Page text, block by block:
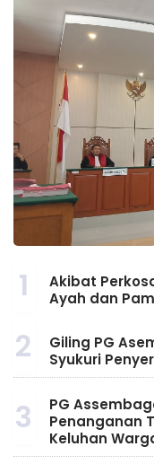
1
Akibat
Ayah dan
2
Giling PG
Syukuri
3
PG
Penanganan
Keluhan